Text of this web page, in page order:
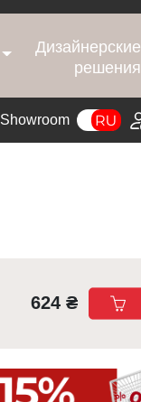
Дизайнерские
решения
Showroom
624 ₴